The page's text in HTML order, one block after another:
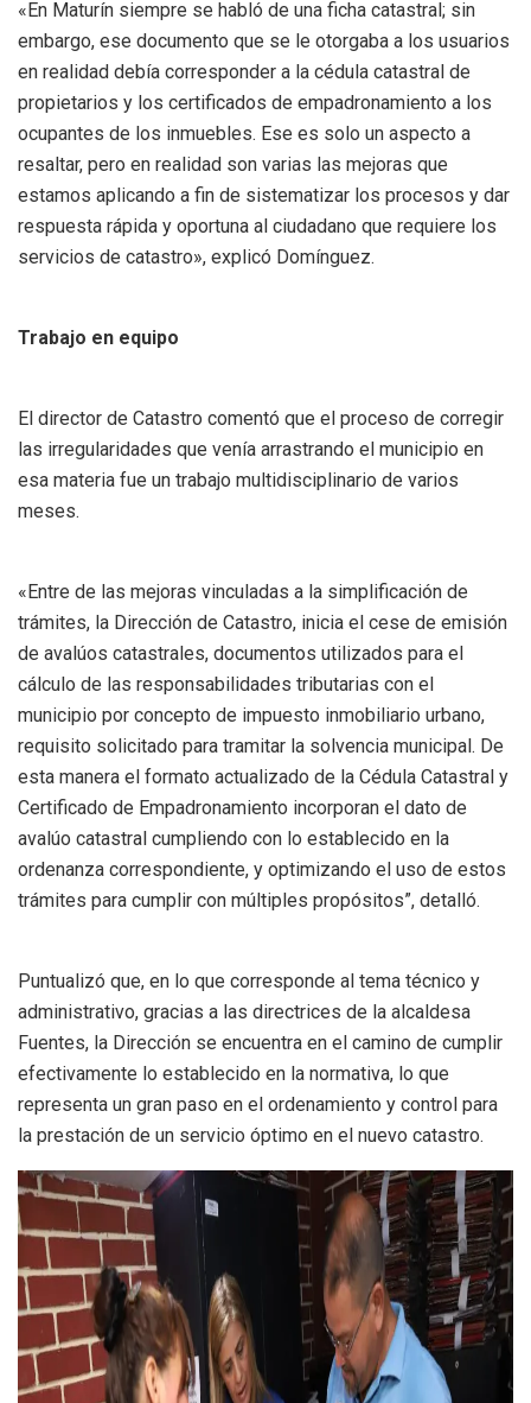
«En Maturín siempre se habló de una ficha catastral; sin
embargo, ese documento que se le otorgaba a los usuarios
en realidad debía corresponder a la cédula catastral de
propietarios y los certificados de empadronamiento a los
ocupantes de los inmuebles. Ese es solo un aspecto a
resaltar, pero en realidad son varias las mejoras que
estamos aplicando a fin de sistematizar los procesos y dar
respuesta rápida y oportuna al ciudadano que requiere los
servicios de catastro», explicó Domínguez.
Trabajo en equipo
El director de Catastro comentó que el proceso de corregir
las irregularidades que venía arrastrando el municipio en
esa materia fue un trabajo multidisciplinario de varios
meses.
«Entre de las mejoras vinculadas a la simplificación de
trámites, la Dirección de Catastro, inicia el cese de emisión
de avalúos catastrales, documentos utilizados para el
cálculo de las responsabilidades tributarias con el
municipio por concepto de impuesto inmobiliario urbano,
requisito solicitado para tramitar la solvencia municipal. De
esta manera el formato actualizado de la Cédula Catastral y
Certificado de Empadronamiento incorporan el dato de
avalúo catastral cumpliendo con lo establecido en la
ordenanza correspondiente, y optimizando el uso de estos
trámites para cumplir con múltiples propósitos”, detalló.
Puntualizó que, en lo que corresponde al tema técnico y
administrativo, gracias a las directrices de la alcaldesa
Fuentes, la Dirección se encuentra en el camino de cumplir
efectivamente lo establecido en la normativa, lo que
representa un gran paso en el ordenamiento y control para
la prestación de un servicio óptimo en el nuevo catastro.